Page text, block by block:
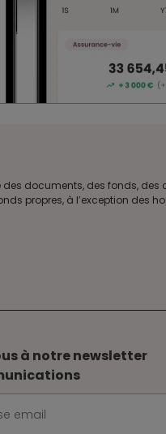
documents, des fonds, des
propres, à l’exception des
à notre newsletter